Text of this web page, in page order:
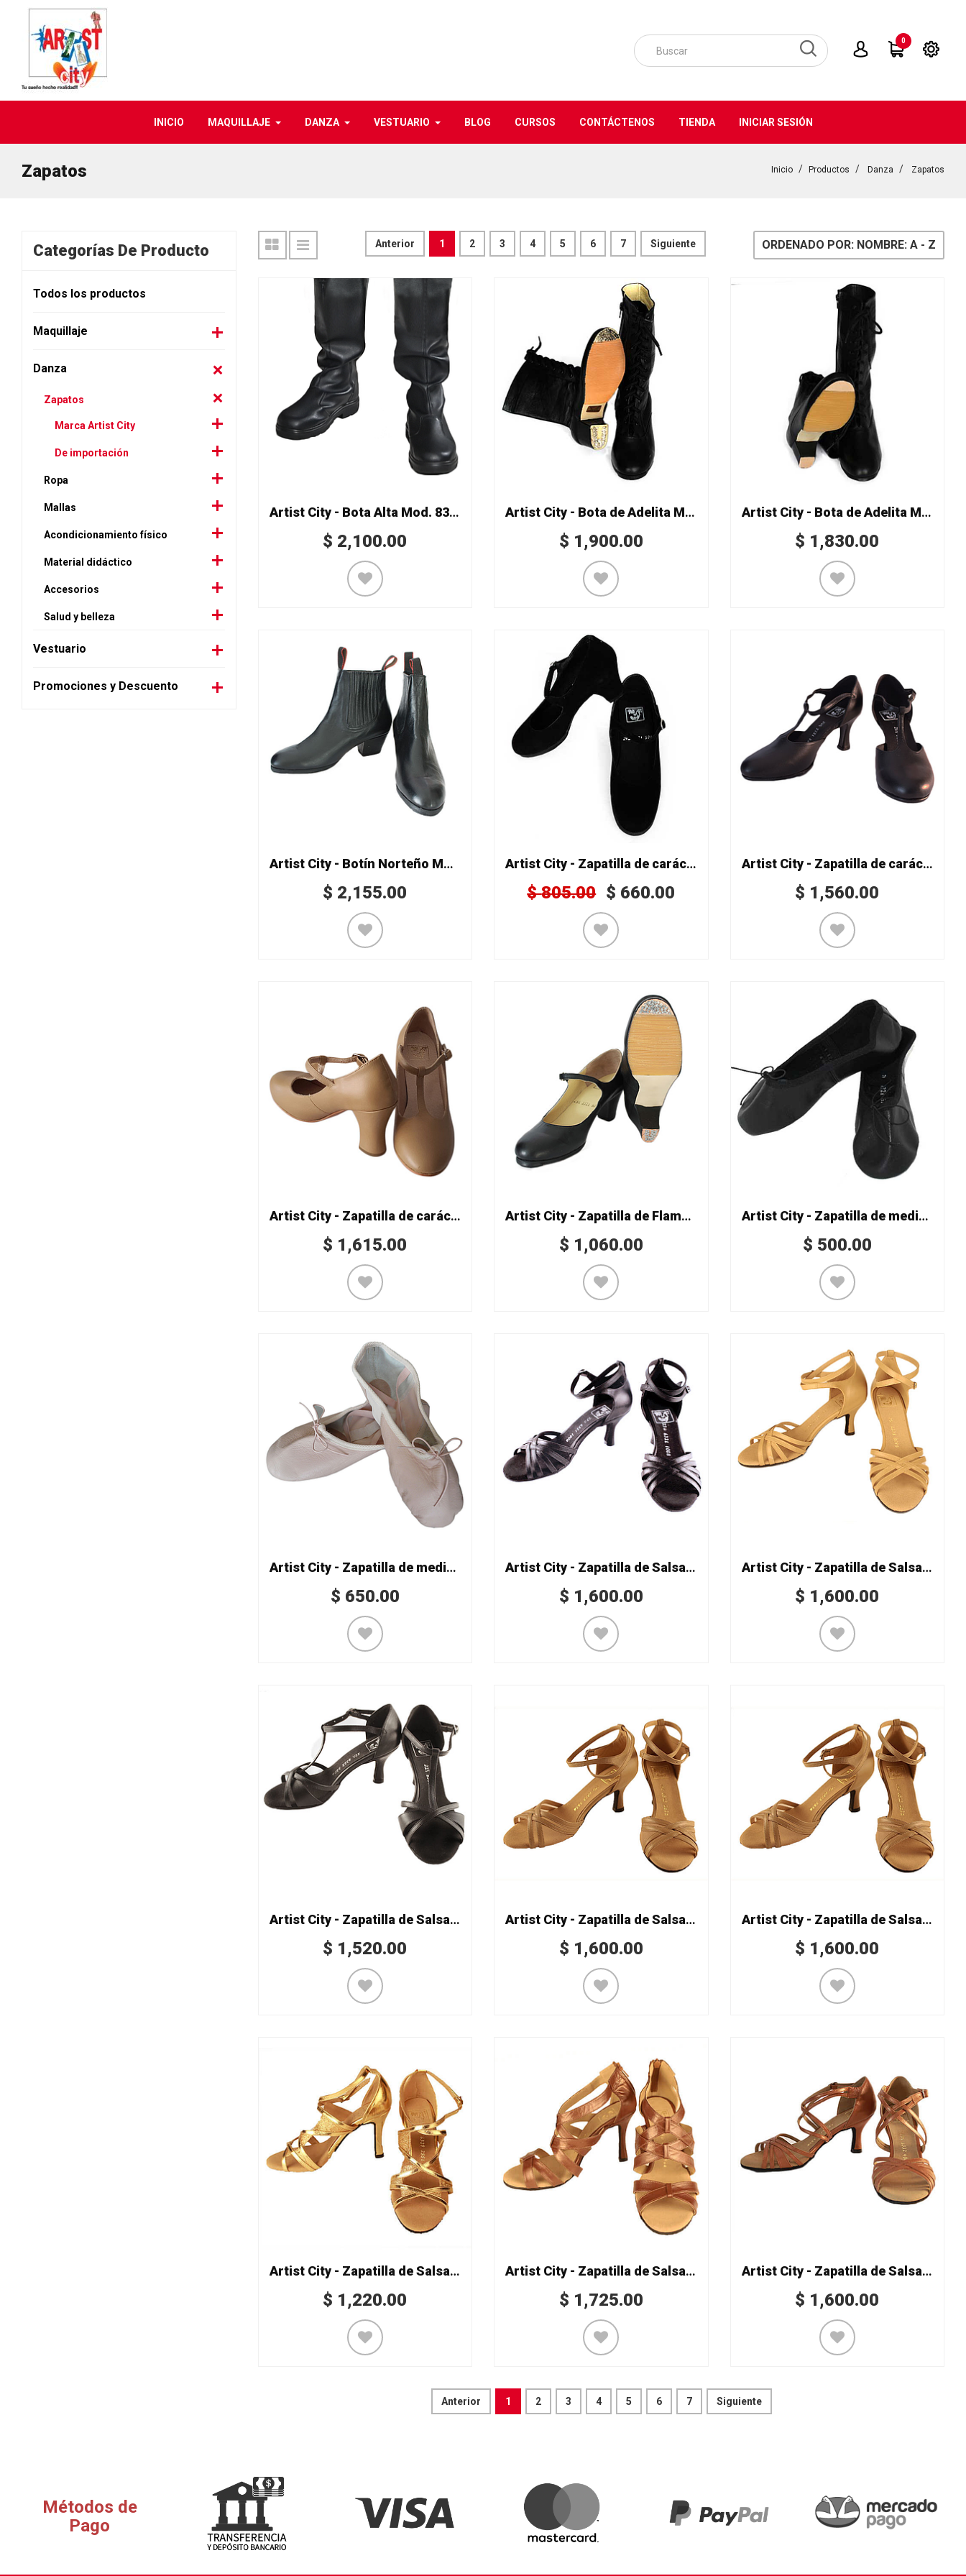
0
INICIO MAQUILLAJE DANZA VESTUARIO BLOG CURSOS CONTÁCTENOS TIENDA INICIAR SESIÓN
Zapatos Inicio Productos Danza Zapatos
Categorías De Producto
Todos los productos
Maquillaje
Danza
Zapatos
Marca Artist City
De importación
Ropa
Mallas
Acondicionamiento físico
Material didáctico
Accesorios
Salud y belleza
Vestuario
Promociones y Descuento
Anterior 1 2 3 4 5 6 7 Siguiente ORDENADO POR: NOMBRE: A - Z
Artist City - Bota Alta Mod. 8321
$ 2,100.00
Artist City - Bota de Adelita Mod. 2421
$ 1,900.00
Artist City - Bota de Adelita Mod. 2421 Sin Clavos
$ 1,830.00
Artist City - Botín Norteño Mod. 2721
$ 2,155.00
Artist City - Zapatilla de carácter de lona Mod. 7325
$805.00 $ 660.00
Artist City - Zapatilla de carácter Mod. T 7321
$ 1,560.00
Artist City - Zapatilla de carácter Mod. T 7322-8
$ 1,615.00
Artist City - Zapatilla de Flamenco Mod. 3321
$ 1,060.00
Artist City - Zapatilla de media punta Mod. 4320 split en lona
$ 500.00
Artist City - Zapatilla de media punta Mod. 4320 split en piel
$ 650.00
Artist City - Zapatilla de Salsa Mod. 6321
$ 1,600.00
Artist City - Zapatilla de Salsa Mod. 6321-10 doble recio
$ 1,600.00
Artist City - Zapatilla de Salsa Mod. 6322
$ 1,520.00
Artist City - Zapatilla de Salsa Mod. 6323
$ 1,600.00
Artist City - Zapatilla de Salsa Mod. 6323 doble recio
$ 1,600.00
Artist City - Zapatilla de Salsa Mod. 6329-10
$ 1,220.00
Artist City - Zapatilla de Salsa Mod. 6331-10
$ 1,725.00
Artist City - Zapatilla de Salsa Mod. 6332
$ 1,600.00
Anterior 1 2 3 4 5 6 7 Siguiente
Métodos de
Pago